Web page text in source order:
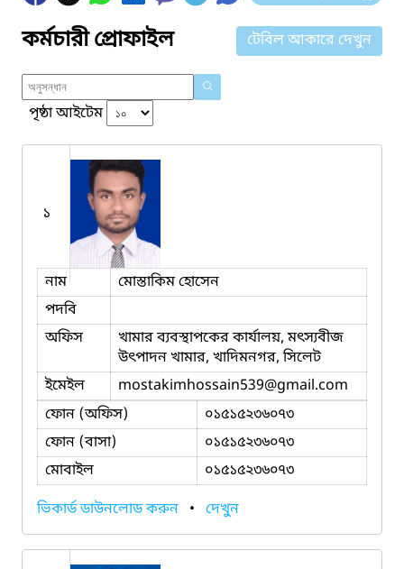
কর্মচারী প্রোফাইল টেবিল আকারে দেখুন
পৃষ্ঠা আইটেম
১
নাম
মোস্তাকিম হোসেন
পদবি
অফিস
খামার ব্যবস্থাপকের কার্যালয়, মৎস্যবীজ
উৎপাদন খামার, খাদিমনগর, সিলেট
ইমেইল
mostakimhossain539@gmail.com
ফোন (অফিস)
০১৫১৫২৩৬০৭৩
ফোন (বাসা)
০১৫১৫২৩৬০৭৩
মোবাইল
০১৫১৫২৩৬০৭৩
ভিকার্ড ডাউনলোড করুন • দেখুন